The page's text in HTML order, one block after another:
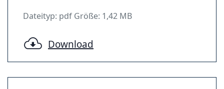
Dateityp: pdf Größe: 1,42 MB
Download